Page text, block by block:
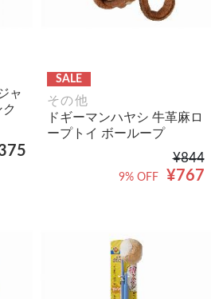
ャ
SALE
その他
ドギーマンハヤシ 牛革麻ロ
ープトイ ボーループ
¥844
¥767
9% OFF